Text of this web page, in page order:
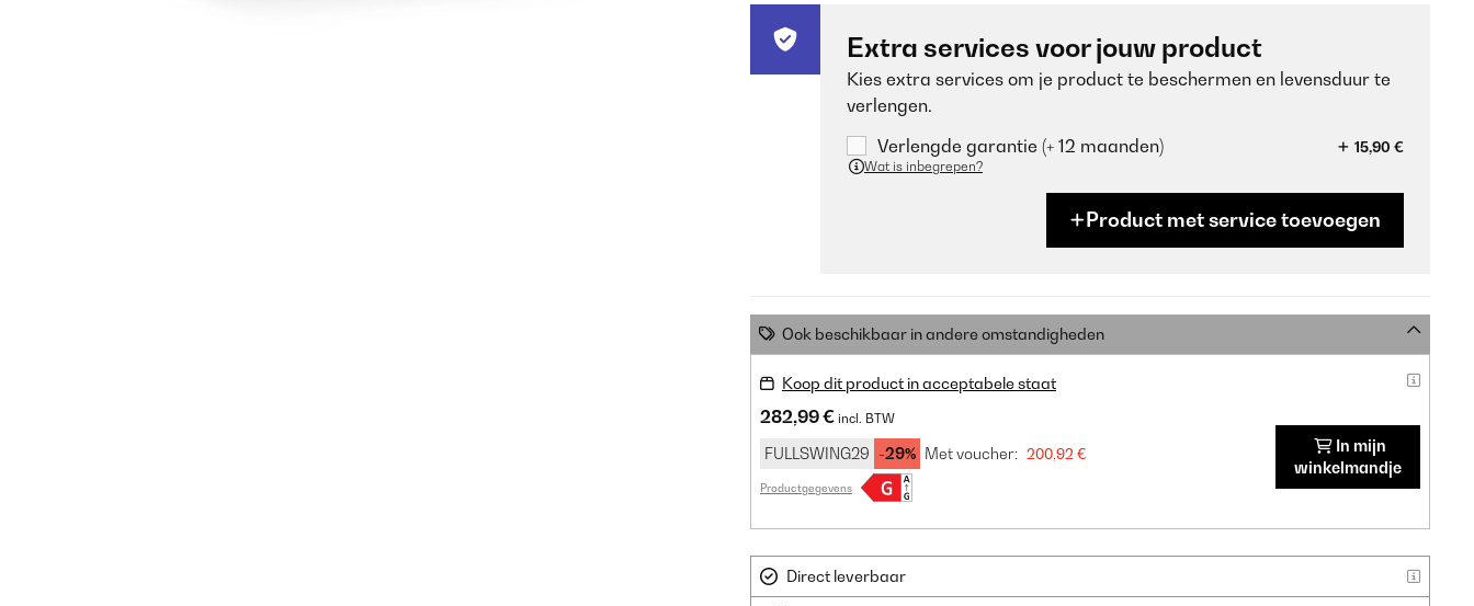
Extra services voor jouw product
Kies extra services om je product te beschermen en levensduur te
verlengen.
Verlengde garantie (+ 12 maanden)
15,90 €
Wat is inbegrepen?
Product met service toevoegen
Ook beschikbaar in andere omstandigheden
Koop dit product in acceptabele staat
282,99 € incl. BTW
FULLSWING29 -29% Met voucher: 200,92 €
Productgegevens
In mijn
winkelmandje
Direct leverbaar